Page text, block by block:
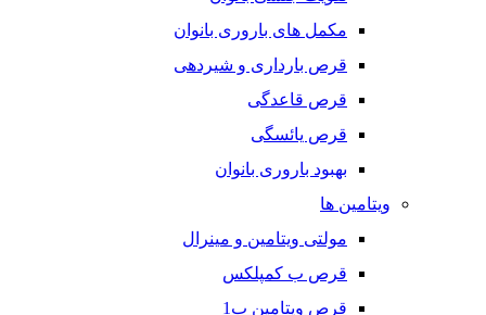
مکمل های باروری بانوان
قرص بارداری و شیردهی
قرص قاعدگی
قرص یائسگی
بهبود باروری بانوان
ویتامین ها
مولتی ویتامین و مینرال
قرص ب کمپلکس
قرص ویتامین ب1